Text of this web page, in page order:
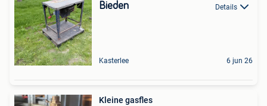
Bieden Details
Kasterlee 6 jun 26
Kleine gasfles